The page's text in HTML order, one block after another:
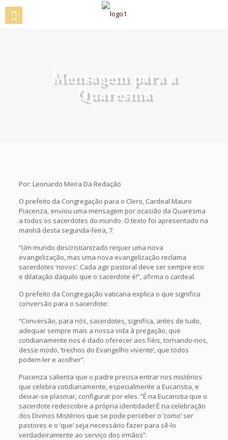
Mensagem para a
Quaresma
Por: Leonardo Meira Da Redação
O prefeito da Congregação para o Clero, Cardeal Mauro
Piacenza, enviou uma mensagem por ocasião da Quaresma
a todos os sacerdotes do mundo. O texto foi apresentado na
manhã desta segunda-feira, 7.
“Um mundo descristianizado requer uma nova
evangelização, mas uma nova evangelização reclama
sacerdotes ‘novos’. Cada agir pastoral deve ser sempre eco
e dilatação daquilo que o sacerdote é!”, afirma o cardeal.
O prefeito da Congregação vaticana explica o que significa
conversão para o sacerdote:
“Conversão, para nós, sacerdotes, significa, antes de tudo,
adequar sempre mais a nossa vida à pregação, que
cotidianamente nos é dado oferecer aos fiéis, tornando-nos,
desse modo, ‘trechos do Evangelho vivente’, que todos
podem ler e acolher”.
Piacenza salienta que o padre precisa entrar nos mistérios
que celebra cotidianamente, especialmente a Eucaristia, e
deixar-se plasmar, configurar por eles. “É na Eucaristia que o
sacerdote redescobre a própria identidade! É na celebração
dos Divinos Mistérios que se pode perceber o ‘como’ ser
pastores e o ‘que’ seja necessário fazer para sê-lo
verdadeiramente ao serviço dos irmãos”.